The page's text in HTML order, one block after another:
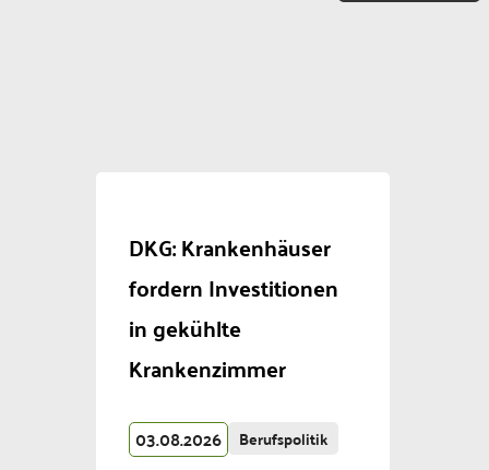
DKG: Krankenhäuser
fordern Investitionen
in gekühlte
Krankenzimmer
03.08.2026 Berufspolitik